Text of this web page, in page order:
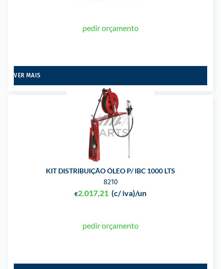
pedir orçamento
VER MAIS
KIT DISTRIBUIÇÃO ÓLEO P/ IBC 1000 LTS
8210
€2.017,21 (c/ iva)/un
pedir orçamento